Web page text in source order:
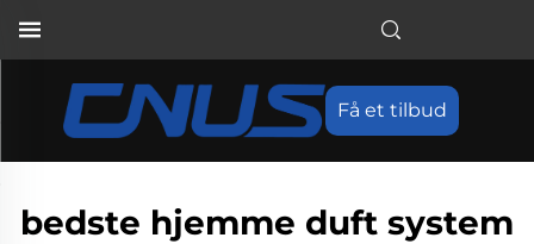
Få et tilbud
bedste hjemme duft system